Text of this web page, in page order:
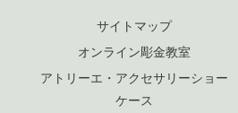
サイトマップ
オンライン彫金教室
アトリーエ・アクセサリーショー
ケース